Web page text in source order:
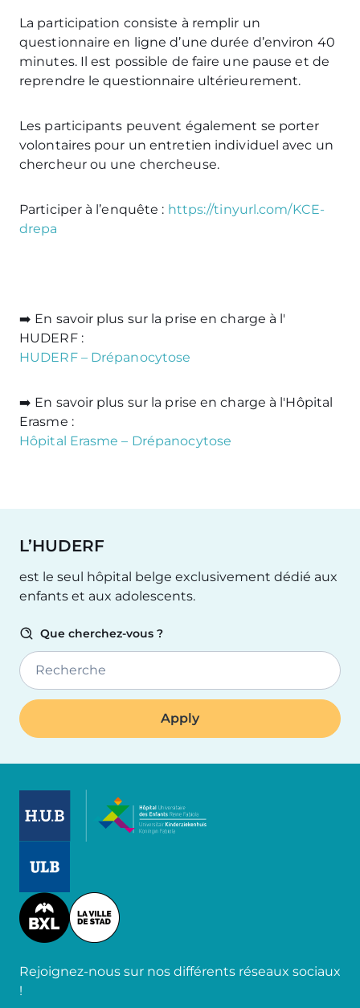
La participation consiste à remplir un
questionnaire en ligne d’une durée d’environ 40
minutes. Il est possible de faire une pause et de
reprendre le questionnaire ultérieurement.
Les participants peuvent également se porter
volontaires pour un entretien individuel avec un
chercheur ou une chercheuse.
Participer à l’enquête : https://tinyurl.com/KCE-
drepa
➡️ En savoir plus sur la prise en charge à l'
HUDERF :
HUDERF – Drépanocytose
➡️ En savoir plus sur la prise en charge à l'Hôpital
Erasme :
Hôpital Erasme – Drépanocytose
L’HUDERF
est le seul hôpital belge exclusivement dédié aux
enfants et aux adolescents.
Que cherchez-vous ?
Recherche
Image
Rejoignez-nous sur nos différents réseaux sociaux
!